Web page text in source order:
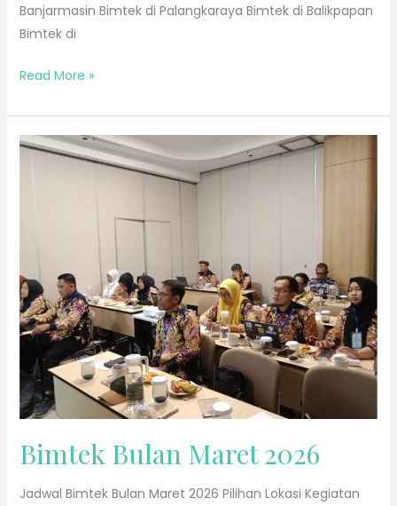
Banjarmasin Bimtek di Palangkaraya Bimtek di Balikpapan
Bimtek di
Read More »
Bimtek Bulan Maret 2026
Jadwal Bimtek Bulan Maret 2026 Pilihan Lokasi Kegiatan
Bimtek